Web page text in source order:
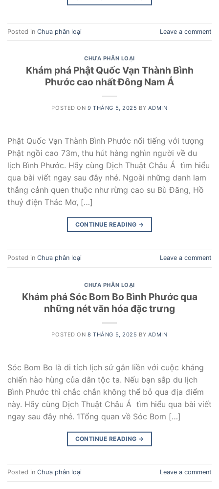
Posted in Chưa phân loại Leave a comment
CHƯA PHÂN LOẠI
Khám phá Phật Quốc Vạn Thành Bình
Phước cao nhất Đông Nam Á
POSTED ON9 THÁNG 5, 2025 BY ADMIN
Phật Quốc Vạn Thành Bình Phước nổi tiếng với tượng
Phật ngồi cao 73m, thu hút hàng nghìn người về du
lịch Bình Phước. Hãy cùng Dịch Thuật Châu Á tìm hiểu
qua bài viết ngay sau đây nhé. Ngoài những danh lam
thắng cảnh quen thuộc như rừng cao su Bù Đăng, Hồ
thuỷ điện Thác Mơ, […]
CONTINUE READING →
Posted in Chưa phân loại Leave a comment
CHƯA PHÂN LOẠI
Khám phá Sóc Bom Bo Bình Phước qua
những nét văn hóa đặc trưng
POSTED ON8 THÁNG 5, 2025 BY ADMIN
Sóc Bom Bo là di tích lịch sử gắn liền với cuộc kháng
chiến hào hùng của dân tộc ta. Nếu bạn sắp du lịch
Bình Phước thì chắc chắn không thể bỏ qua địa điểm
này. Hãy cùng Dịch Thuật Châu Á tìm hiểu qua bài viết
ngay sau đây nhé. 1Tổng quan về Sóc Bom […]
CONTINUE READING →
Posted in Chưa phân loại Leave a comment